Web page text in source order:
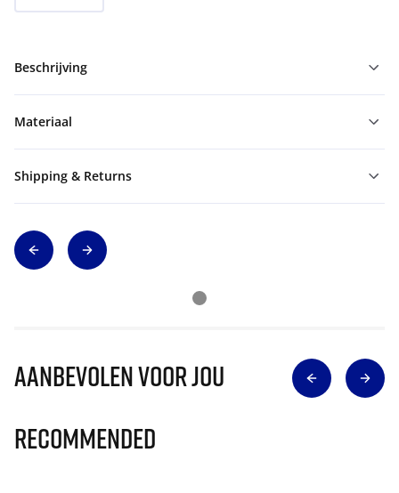
Beschrijving
Materiaal
Shipping & Returns
Aanbevolen voor jou
Recommended